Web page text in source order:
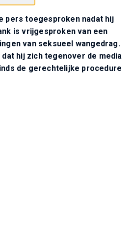
pers toegesproken nadat hij
is vrijgesproken van een
van seksueel wangedrag.
hij zich tegenover de media
de gerechtelijke procedure